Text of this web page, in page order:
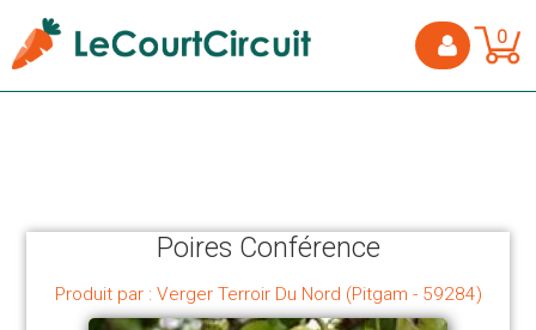
0
Poires Conférence
Produit par : Verger Terroir Du Nord (Pitgam - 59284)